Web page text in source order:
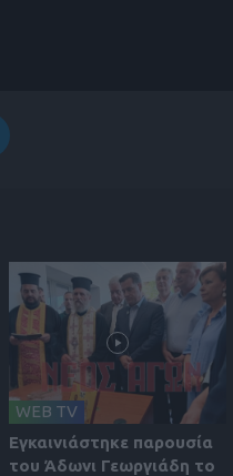
WEB TV
Εγκαινιάστηκε παρουσία
του Άδωνι Γεωργιάδη το